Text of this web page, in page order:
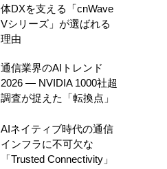
体DXを支える「cnWave
Vシリーズ」が選ばれる
理由
通信業界のAIトレンド
2026 ― NVIDIA 1000社超
調査が捉えた「転換点」
AIネイティブ時代の通信
インフラに不可欠な
「Trusted Connectivity」